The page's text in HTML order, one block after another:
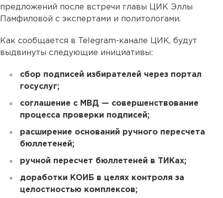
предложений после встречи главы ЦИК Эллы
Памфиловой с экспертами и политологами.
Как сообщается в Telegram-канале ЦИК, будут
выдвинуты следующие инициативы:
сбор подписей избирателей через портал
госуслуг;
соглашение с МВД — совершенствование
процесса проверки подписей;
расширение оснований ручного пересчета
бюллетеней;
ручной пересчет бюллетеней в ТИКах;
доработки КОИБ в целях контроля за
целостностью комплексов;